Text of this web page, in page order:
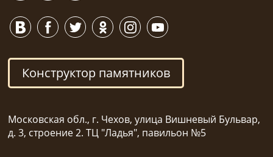
Конструктор памятников
Московская обл., г. Чехов, улица Вишневый Бульвар,
д. 3, строение 2. ТЦ "Ладья", павильон №5